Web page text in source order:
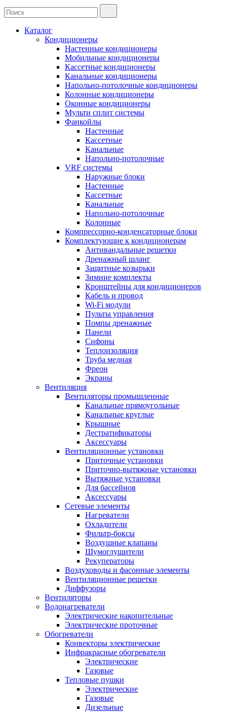
Каталог
Кондиционеры
Настенные кондиционеры
Мобильные кондиционеры
Кассетные кондиционеры
Канальные кондиционеры
Напольно-потолочные кондиционеры
Колонные кондиционеры
Оконные кондиционеры
Мульти сплит системы
Фанкойлы
Настенные
Кассетные
Канальные
Напольно-потолочные
VRF системы
Наружные блоки
Настенные
Кассетные
Канальные
Напольно-потолочные
Колонные
Компрессорно-конденсаторные блоки
Комплектующие к кондиционерам
Антивандальные решетки
Дренажный шланг
Защитные козырьки
Зимние комплекты
Кронштейны для кондиционеров
Кабель и провод
Wi-Fi модули
Пульты управления
Помпы дренажные
Панели
Сифоны
Теплоизоляция
Труба медная
Фреон
Экраны
Вентиляция
Вентиляторы промышленные
Канальные прямоугольные
Канальные круглые
Крышные
Дестратификаторы
Аксессуары
Вентиляционные установки
Приточные установки
Приточно-вытяжные установки
Вытяжные установки
Для бассейнов
Аксессуары
Сетевые элементы
Нагреватели
Охладители
Фильтр-боксы
Воздушные клапаны
Шумоглушители
Рекуператоры
Воздуховоды и фасонные элементы
Вентиляционные решетки
Диффузоры
Вентиляторы
Водонагреватели
Электрические накопительные
Электрические проточные
Обогреватели
Конвекторы электрические
Инфракрасные обогреватели
Электрические
Газовые
Тепловые пушки
Электрические
Газовые
Дизельные